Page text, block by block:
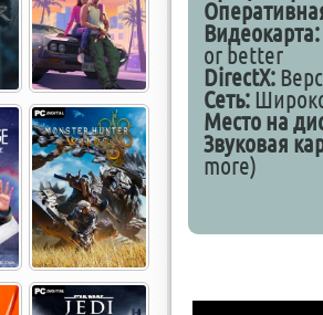
Видеокарта:
or better
DirectX:
Сеть:
Место на
Звуковая
more)